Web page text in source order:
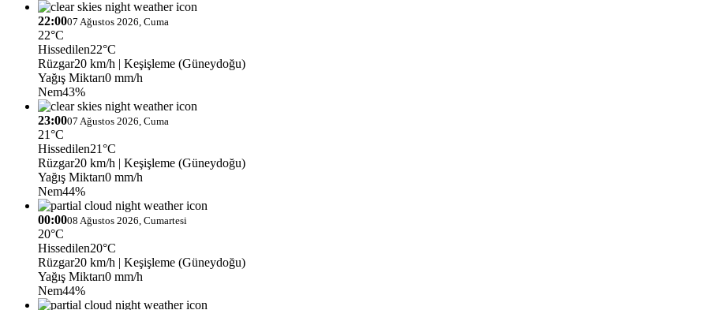
22:0007 Ağustos 2026, Cuma
22°C
Hissedilen22°C
Rüzgar20 km/h | Keşişleme (Güneydoğu)
Yağış Miktarı0 mm/h
Nem43%
23:0007 Ağustos 2026, Cuma
21°C
Hissedilen21°C
Rüzgar20 km/h | Keşişleme (Güneydoğu)
Yağış Miktarı0 mm/h
Nem44%
00:0008 Ağustos 2026, Cumartesi
20°C
Hissedilen20°C
Rüzgar20 km/h | Keşişleme (Güneydoğu)
Yağış Miktarı0 mm/h
Nem44%